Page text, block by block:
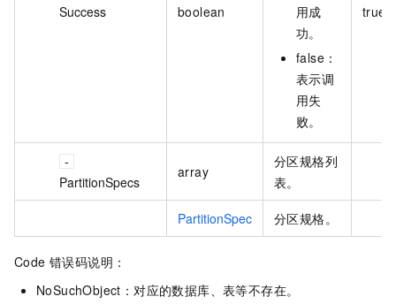
Success boolean
用成
功。
false：
表示调
用失
败。
true
PartitionSpecs
array
分区规格列
表。
PartitionSpec 分区规格。
Code 错误码说明：
NoSuchObject：对应的数据库、表等不存在。